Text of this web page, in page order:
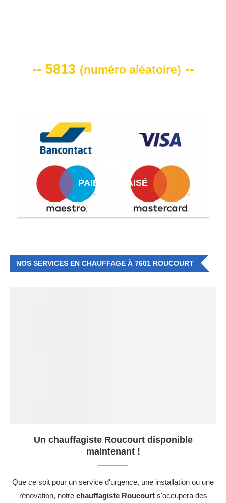
-- 5813 (numéro aléatoire) --
PAIEMENT AISÉ
NOS SERVICES EN CHAUFFAGE À 7601 ROUCOURT
Un chauffagiste Roucourt disponible
maintenant !
Que ce soit pour un service d'urgence, une installation ou une
rénovation, notre chauffagiste Roucourts'occupera des